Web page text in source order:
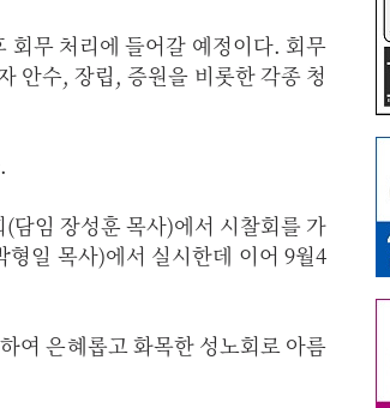
회무 처리에 들어갈 예정이다. 회무
안수, 장립, 증원을 비롯한 각종 청
담임 장성훈 목사)에서 시찰회를 가
일 목사)에서 실시한데 이어 9월4
여 은혜롭고 화목한 성노회로 아름